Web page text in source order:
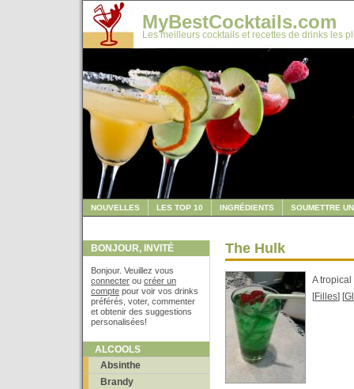
MyBestCocktails.com
Les meilleurs cocktails et recettes de drinks les
NOUVELLES LES TOP 10 INGRÉDIENTS SOUMETTRE
BONJOUR, INVITÉ
Bonjour. Veuillez vous
connecter ou créer un
compte pour voir vos drinks
préférés, voter, commenter
et obtenir des suggestions
personalisées!
ALCOOLS
Absinthe
Brandy
The Hulk
A
[Filles] [